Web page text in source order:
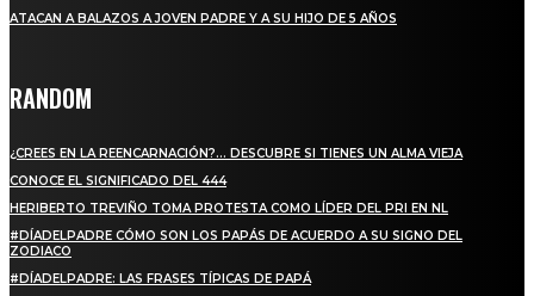
ATACAN A BALAZOS A JOVEN PADRE Y A SU HIJO DE 5 AÑOS
RANDOM
¿CREES EN LA REENCARNACIÓN?… DESCUBRE SI TIENES UN ALMA VIEJA
CONOCE EL SIGNIFICADO DEL 444
HERIBERTO TREVIÑO TOMA PROTESTA COMO LÍDER DEL PRI EN NL
#DÍADELPADRE CÓMO SON LOS PAPÁS DE ACUERDO A SU SIGNO DEL
ZODIACO
#DÍADELPADRE: LAS FRASES TÍPICAS DE PAPÁ